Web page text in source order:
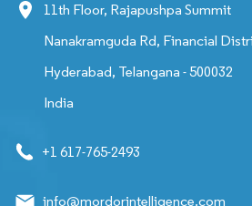
11th Floor, Rajapushpa Summit
Nanakramguda Rd, Financial
Hyderabad, Telangana - 500032
India
+1 617-765-2493
info@mordorintelligence.com